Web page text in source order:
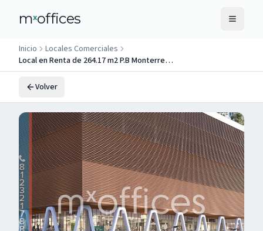
mxoffices
Inicio
Locales Comerciales
Local en Renta de 264.17 m2 P.B Monterrey Centro
Volver